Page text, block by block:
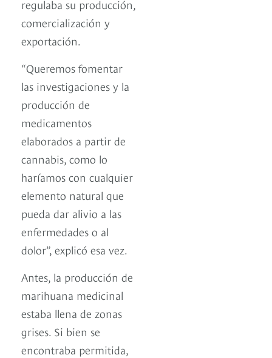
regulaba su producción,
comercialización y
exportación.
“Queremos fomentar
las investigaciones y la
producción de
medicamentos
elaborados a partir de
cannabis, como lo
haríamos con cualquier
elemento natural que
pueda dar alivio a las
enfermedades o al
dolor”, explicó esa vez.
Antes, la producción de
marihuana medicinal
estaba llena de zonas
grises. Si bien se
encontraba permitida,